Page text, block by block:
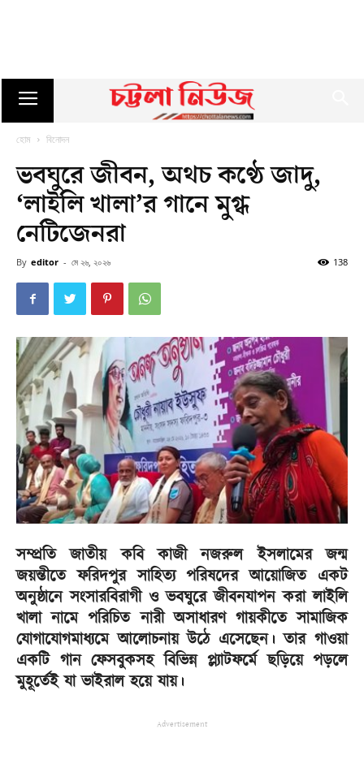
হোম বিনোদন
ভবঘুরে জীবন, অথচ কণ্ঠে জাদু,
‘লাইলি খালা’র গানে মুগ্ধ
নেটিজেনরা
By editor - মে ২৬, ২০২৬ 138
সম্প্রতি জাতীয় কবি কাজী নজরুল ইসলামের জন্ম
জয়ন্তীতে ফরিদপুর সাহিত্য পরিষদের আয়োজিত একট
অনুষ্ঠানে সংসারবিরাগী ও ভবঘুরে জীবনযাপন করা লাইলি
খালা নামে পরিচিত নারী অসাধারণ গায়কীতে সামাজিক
যোগাযোগমাধ্যমে আলোচনায় উঠে এসেছেন। তার গাওয়া
একটি গান ফেসবুকসহ বিভিন্ন প্ল্যাটফর্মে ছড়িয়ে পড়লে
মুহূর্তেই যা ভাইরাল হয়ে যায়।
Advertisement